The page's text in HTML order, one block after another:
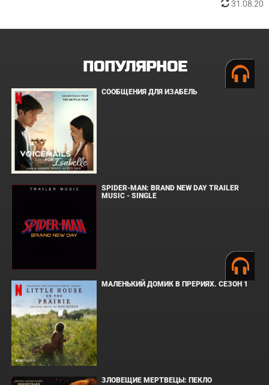
31.08.20
ПОПУЛЯРНОЕ
СООБЩЕНИЯ ДЛЯ ИЗАБЕЛЬ
SPIDER-MAN: BRAND NEW DAY TRAILER
MUSIC - SINGLE
МАЛЕНЬКИЙ ДОМИК В ПРЕРИЯХ. СЕЗОН 1
ЗЛОВЕЩИЕ МЕРТВЕЦЫ: ПЕКЛО